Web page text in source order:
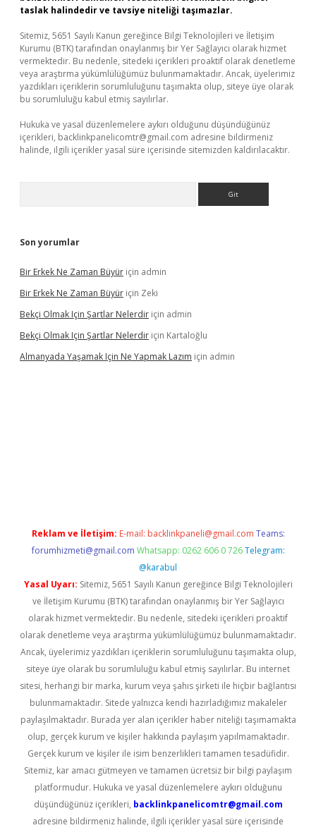
taslak halindedir ve tavsiye niteliği taşımazlar.
Sitemiz, 5651 Sayılı Kanun gereğince Bilgi Teknolojileri ve İletişim
Kurumu (BTK) tarafından onaylanmış bir Yer Sağlayıcı olarak hizmet
vermektedir. Bu nedenle, sitedeki içerikleri proaktif olarak denetleme
veya araştırma yükümlülüğümüz bulunmamaktadır. Ancak, üyelerimiz
yazdıkları içeriklerin sorumluluğunu taşımakta olup, siteye üye olarak
bu sorumluluğu kabul etmiş sayılırlar.
Hukuka ve yasal düzenlemelere aykırı olduğunu düşündüğünüz
içerikleri, backlinkpanelicomtr@gmail.com adresine bildirmeniz
halinde, ilgili içerikler yasal süre içerisinde sitemizden kaldırılacaktır.
Son yorumlar
Bir Erkek Ne Zaman Büyür için admin
Bir Erkek Ne Zaman Büyür için Zeki
Bekçi Olmak Için Şartlar Nelerdir için admin
Bekçi Olmak Için Şartlar Nelerdir için Kartaloğlu
Almanyada Yaşamak Için Ne Yapmak Lazım için admin
Reklam ve İletişim: E-mail: backlinkpaneli@gmail.com Teams:
forumhizmeti@gmail.com Whatsapp: 0262 606 0 726 Telegram:
@karabul
Yasal Uyarı: Sitemiz, 5651 Sayılı Kanun gereğince Bilgi Teknolojileri
ve İletişim Kurumu (BTK) tarafından onaylanmış bir Yer Sağlayıcı
olarak hizmet vermektedir. Bu nedenle, sitedeki içerikleri proaktif
olarak denetleme veya araştırma yükümlülüğümüz bulunmamaktadır.
Ancak, üyelerimiz yazdıkları içeriklerin sorumluluğunu taşımakta olup,
siteye üye olarak bu sorumluluğu kabul etmiş sayılırlar. Bu internet
sitesi, herhangi bir marka, kurum veya şahıs şirketi ile hiçbir bağlantısı
bulunmamaktadır. Sitede yalnızca kendi hazırladığımız makaleler
paylaşılmaktadır. Burada yer alan içerikler haber niteliği taşımamakta
olup, gerçek kurum ve kişiler hakkında paylaşım yapılmamaktadır.
Gerçek kurum ve kişiler ile isim benzerlikleri tamamen tesadüfidir.
Sitemiz, kar amacı gütmeyen ve tamamen ücretsiz bir bilgi paylaşım
platformudur. Hukuka ve yasal düzenlemelere aykırı olduğunu
düşündüğünüz içerikleri, backlinkpanelicomtr@gmail.com
adresine bildirmeniz halinde, ilgili içerikler yasal süre içerisinde